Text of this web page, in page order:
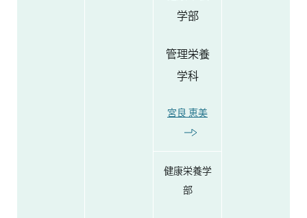
学部
管理栄養
学科
宮良 恵美
健康栄養学
部